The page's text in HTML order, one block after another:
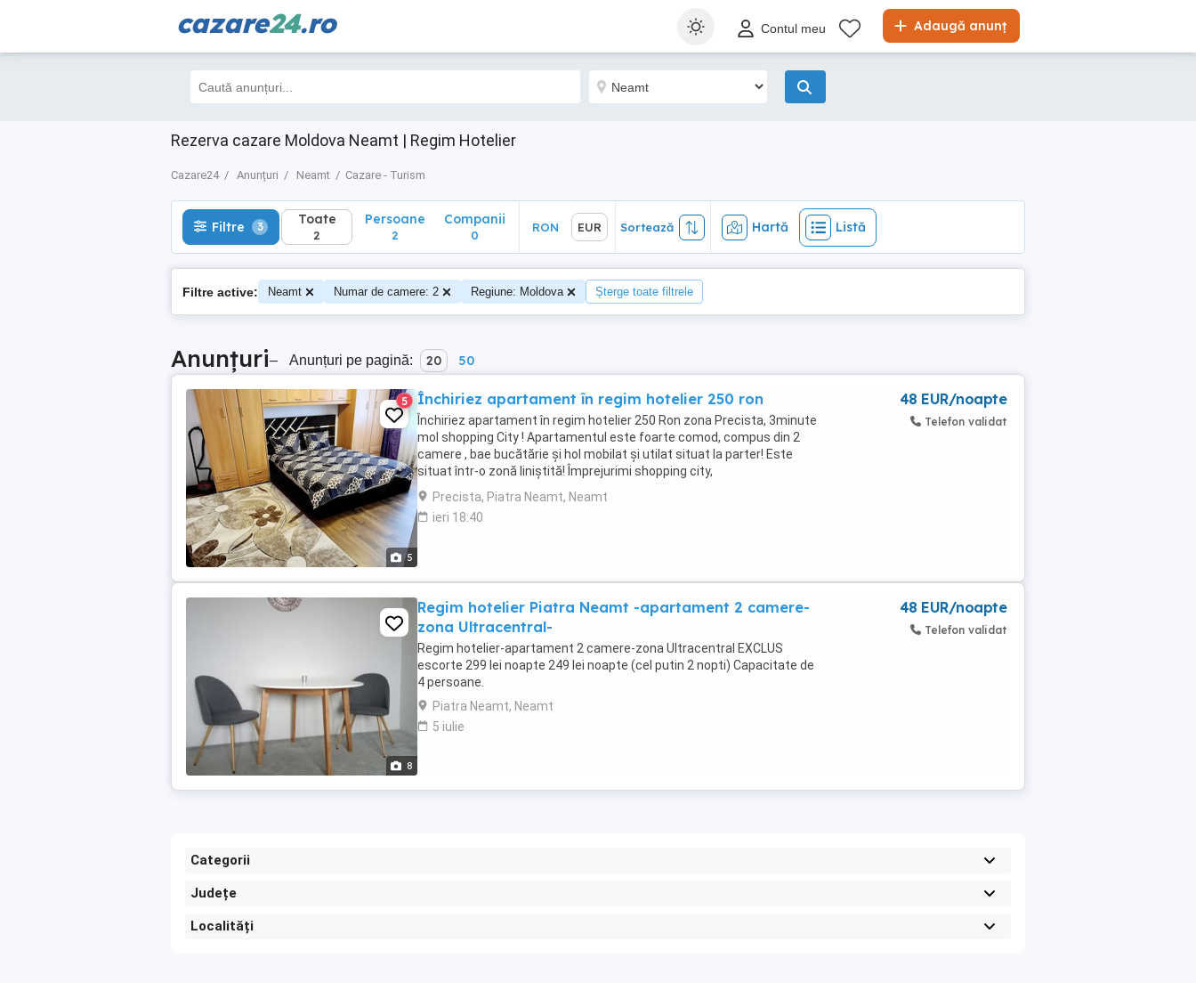
cazare24.ro Adaugă anunț
Contul meu
Rezerva cazare Moldova Neamt | Regim Hotelier
Cazare24 Anunțuri Neamt Cazare - Turism
Filtre 3 Toate
2
Hartă Listă
Filtre 3 Toate
2
Persoane
2
Companii
0
RON EUR Sortează Hartă Listă
Filtre active: Neamt Numar de camere: 2 Regiune: Moldova Șterge toate filtrele
Anunțuri– Anunțuri pe pagină: 20 50
5
5 Închiriez apartament în regim hotelier 250 ron
Închiriez apartament în regim hotelier 250 Ron zona Precista, 3minute
mol shopping City ! Apartamentul este foarte comod, compus din 2
camere , bae bucătărie și hol mobilat și utilat situat la parter! Este
situat într-o zonă liniștită! Împrejurimi shopping city,
supermarket,farmacie,școală,parc
Precista, Piatra Neamt, Neamt
ieri 18:40
48 EUR/noapte
Telefon validat
8
Regim hotelier Piatra Neamt -apartament 2 camere-
zona Ultracentral-
Regim hotelier-apartament 2 camere-zona Ultracentral EXCLUS
escorte 299 lei noapte 249 lei noapte (cel putin 2 nopti) Capacitate de
4 persoane.
Piatra Neamt, Neamt
5 iulie
48 EUR/noapte
Telefon validat
Categorii
Județe
Localități